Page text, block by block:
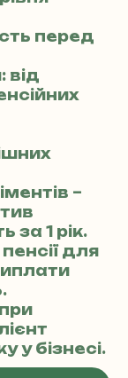
перед
від
–
за 1 рік.
для
у бізнесі.